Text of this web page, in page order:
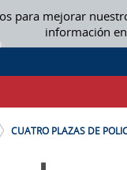
para mejorar
información
LOCAL - OFERTA
CUATRO PLAZAS DE